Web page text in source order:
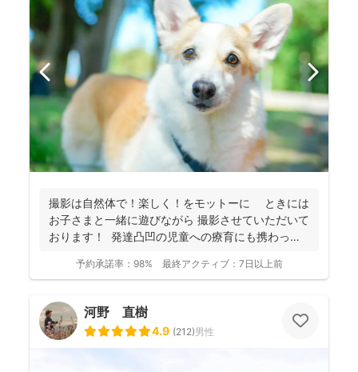
撮影は自然体で！楽しく！をモットーに ときには
お子さまと一緒に遊びながら 撮影させていただいて
おります！ 発達凸凹の児童への療育にも携わって
予約承諾率： 98% 最終アクティブ： 7日以上前
河野 直樹
4.9 (212)男性